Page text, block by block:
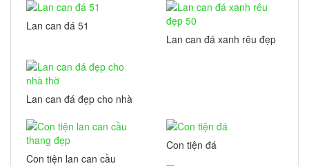
đẹp 52
Lan can đá 51
Lan can đá xanh rêu đẹp
Lan can đá đẹp cho nhà
Con tiện lan can cầu
Con tiện đá